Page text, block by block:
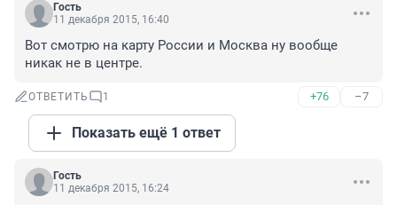
Гость
11 декабря 2015, 16:40
Вот смотрю на карту России и Москва ну вообще
никак не в центре.
ОТВЕТИТЬ 1 +76 –7
Показать ещё 1 ответ
Гость
11 декабря 2015, 16:24